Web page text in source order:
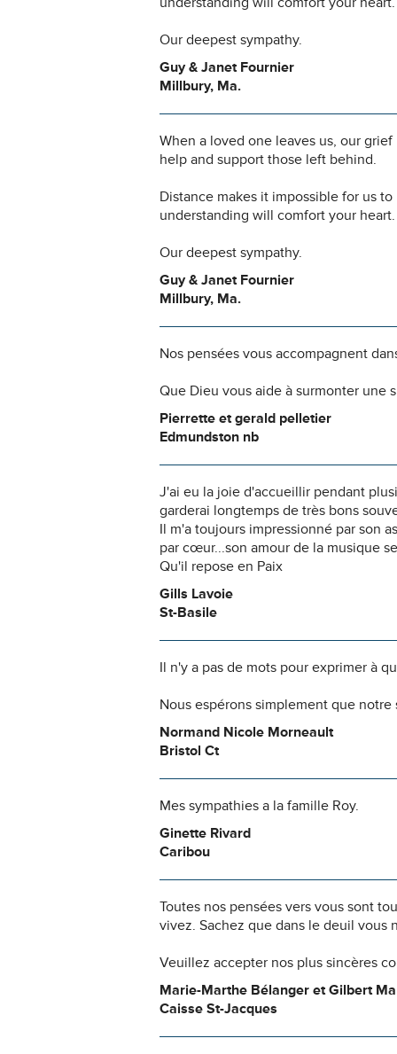
Our deepest sympathy.
Guy & Janet Fournier
Millbury, Ma.
When a loved one leaves us, our
help and support those left behind.
Distance makes it impossible for us
understanding will comfort your heart.
Our deepest sympathy.
Guy & Janet Fournier
Millbury, Ma.
Nos pensées vous accompagnent
Que Dieu vous aide à surmonter une
Pierrette et gerald pelletier
Edmundston nb
J'ai eu la joie d'accueillir pendant
garderai longtemps de très bons
Il m'a toujours impressionné par son
par cœur...son amour de la musique
Qu'il repose en Paix
Gills Lavoie
St-Basile
Il n'y a pas de mots pour exprimer à
Nous espérons simplement que
Normand Nicole Morneault
Bristol Ct
Mes sympathies a la famille Roy.
Ginette Rivard
Caribou
Toutes nos pensées vers vous sont
vivez. Sachez que dans le deuil vous
Veuillez accepter nos plus sincères
Marie-Marthe Bélanger et Gilbert
Caisse St-Jacques